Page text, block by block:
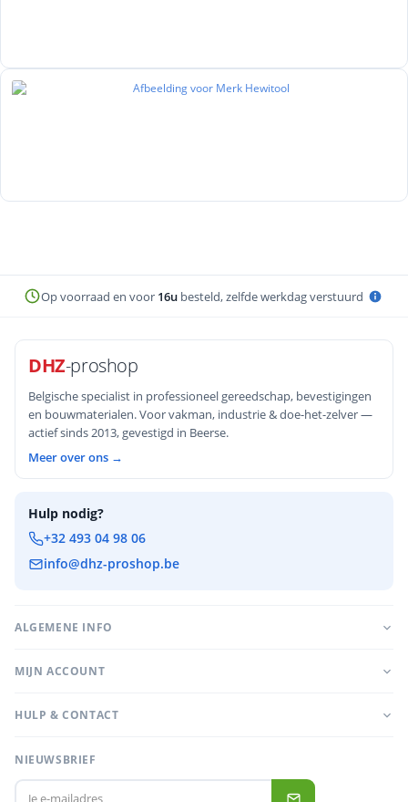
Op voorraad en voor 16ubesteld, zelfde werkdag verstuurd
DHZ-proshop
Belgische specialist in professioneel gereedschap, bevestigingen
en bouwmaterialen. Voor vakman, industrie & doe-het-zelver —
actief sinds 2013, gevestigd in Beerse.
Meer over ons →
Hulp nodig?
+32 493 04 98 06
info@dhz-proshop.be
ALGEMENE INFO
MIJN ACCOUNT
HULP & CONTACT
NIEUWSBRIEF